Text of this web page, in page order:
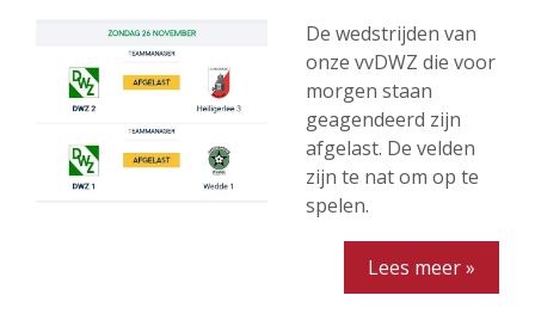
De wedstrijden van
onze vvDWZ die voor
morgen staan
geagendeerd zijn
afgelast. De velden
zijn te nat om op te
spelen.
Lees meer »